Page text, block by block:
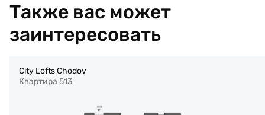
Также вас может
заинтересовать
City Lofts Chodov
Квартира 513